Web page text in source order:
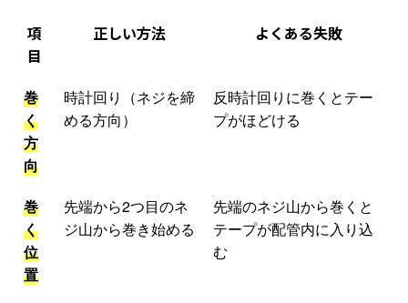
項
目
正しい方法 よくある失敗
巻
く
方
向
時計回り（ネジを締
める方向）
反時計回りに巻くとテー
プがほどける
巻
く
位
置
先端から2つ目のネ
ジ山から巻き始める
先端のネジ山から巻くと
テープが配管内に入り込
む